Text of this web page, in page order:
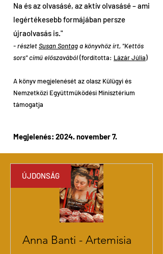
Na és az olvasásé, az aktív olvasásé – ami
legértékesebb formájában persze
újraolvasás is."
-részletSusan Sontaga könyvhöz írt, "Kettős
sors" című előszavából(fordította: Lázár Júlia)
A könyv megjelenését az olasz Külügyi és
Nemzetközi Együttműködési Minisztérium
támogatja
Megjelenés: 2024. november 7.
ÚJDONSÁG
Anna Banti - Artemisia